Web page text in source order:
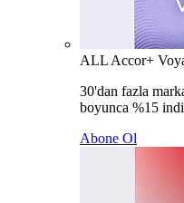
ALL Accor+
30'dan fazla
boyunca %15
Abone Ol